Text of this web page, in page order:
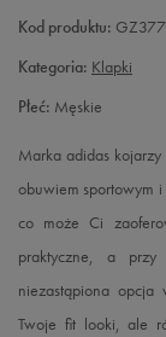
Kod produktu:
Kategoria: Klapki
Płeć: Męskie
Marka adidas kojarzy
obuwiem sportowym i
co może Ci
praktyczne, a
niezastąpiona
Twoje fit looki, ale